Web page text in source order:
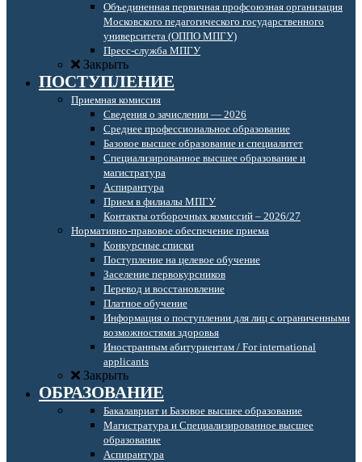
Объединенная первичная профсоюзная организация
Московского педагогического государственного
университета (ОППО МПГУ)
Пресс-служба МПГУ
Закрыть
ПОСТУПЛЕНИЕ
Приемная комиссия
Сведения о зачислении — 2026
Среднее профессиональное образование
Базовое высшее образование и специалитет
Специализированное высшее образование и
магистратура
Аспирантура
Прием в филиалы МПГУ
Контакты отборочных комиссий – 2026/27
Нормативно-правовое обеспечение приема
Конкурсные списки
Поступление на целевое обучение
Заселение первокурсников
Перевод и восстановление
Платное обучение
Информация о поступлении для лиц с ограниченными
возможностями здоровья
Иностранным абитуриентам / For international
applicants
Закрыть
ОБРАЗОВАНИЕ
Бакалавриат и Базовое высшее образование
Магистратура и Специализированное высшее
образование
Аспирантура